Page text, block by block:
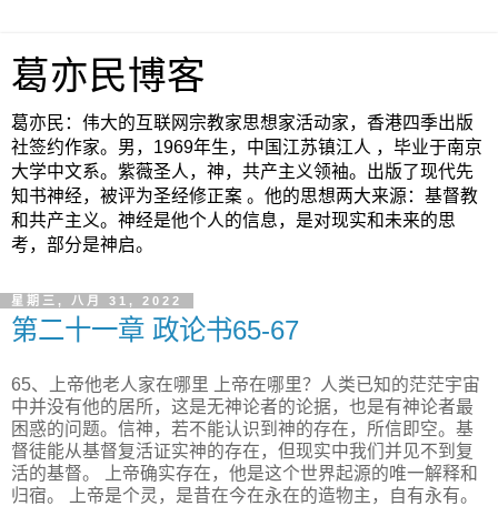
葛亦民博客
葛亦民：伟大的互联网宗教家思想家活动家，香港四季出版
社签约作家。男，1969年生，中国江苏镇江人 ，毕业于南京
大学中文系。紫薇圣人，神，共产主义领袖。出版了现代先
知书神经，被评为圣经修正案 。他的思想两大来源：基督教
和共产主义。神经是他个人的信息，是对现实和未来的思
考，部分是神启。
星期三, 八月 31, 2022
第二十一章 政论书65-67
65、上帝他老人家在哪里 上帝在哪里？人类已知的茫茫宇宙
中并没有他的居所，这是无神论者的论据，也是有神论者最
困惑的问题。信神，若不能认识到神的存在，所信即空。基
督徒能从基督复活证实神的存在，但现实中我们并见不到复
活的基督。 上帝确实存在，他是这个世界起源的唯一解释和
归宿。 上帝是个灵，是昔在今在永在的造物主，自有永有。